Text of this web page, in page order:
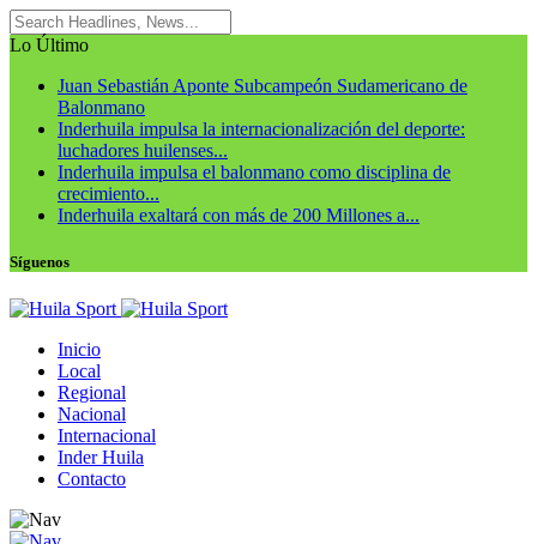
Lo Último
Juan Sebastián Aponte Subcampeón Sudamericano de
Balonmano
Inderhuila impulsa la internacionalización del deporte:
luchadores huilenses...
Inderhuila impulsa el balonmano como disciplina de
crecimiento...
Inderhuila exaltará con más de 200 Millones a...
Síguenos
Inicio
Local
Regional
Nacional
Internacional
Inder Huila
Contacto